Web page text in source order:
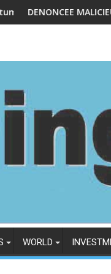
sa feuille de
DANS
WORLD